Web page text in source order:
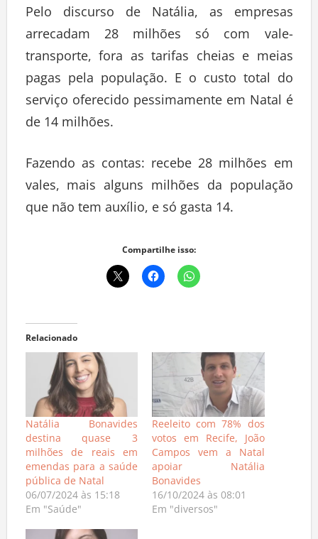
Pelo discurso de Natália, as empresas
arrecadam 28 milhões só com vale-
transporte, fora as tarifas cheias e meias
pagas pela população. E o custo total do
serviço oferecido pessimamente em Natal é
de 14 milhões.
Fazendo as contas: recebe 28 milhões em
vales, mais alguns milhões da população
que não tem auxílio, e só gasta 14.
Compartilhe isso:
Relacionado
Natália Bonavides
destina quase 3
milhões de reais em
emendas para a saúde
pública de Natal
06/07/2024 às 15:18
Em "Saúde"
Reeleito com 78% dos
votos em Recife, João
Campos vem a Natal
apoiar Natália
Bonavides
16/10/2024 às 08:01
Em "diversos"